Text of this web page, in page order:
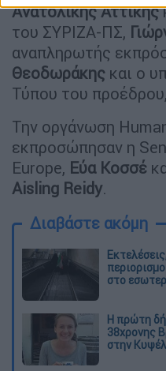
Ανατολικής Αττικής
του ΣΥΡΙΖΑ-ΠΣ,
αναπληρωτής
Θεοδωράκης και ο
Τύπου του προέδρου,
Την οργάνωση
εκπροσώπησαν η
Europe, Εύα Κοσσέ
Aisling Reidy.
Διαβάστε ακόμη
στο
Η πρώτη
38χρονης
στην